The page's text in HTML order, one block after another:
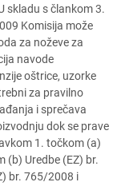
skladu s člankom 3.
Komisija može
za noževe za
navode
oštrice, uzorke
za pravilno
i sprečava
dok se prave
1. točkom (a)
(b) Uredbe (EZ) br.
br. 765/2008 i